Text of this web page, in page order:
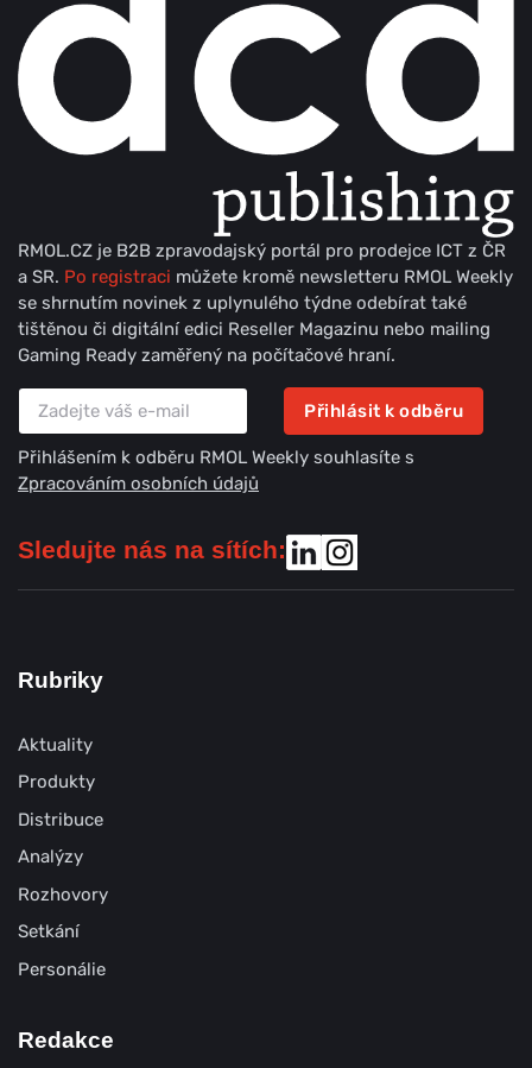
RMOL.CZ je B2B zpravodajský portál pro prodejce ICT z ČR
a SR. Po registraci můžete kromě newsletteru RMOL Weekly
se shrnutím novinek z uplynulého týdne odebírat také
tištěnou či digitální edici Reseller Magazinu nebo mailing
Gaming Ready zaměřený na počítačové hraní.
Přihlásit k odběru
Přihlášením k odběru RMOL Weekly souhlasíte s
Zpracováním osobních údajů
Sledujte nás na sítích:
Rubriky
Aktuality
Produkty
Distribuce
Analýzy
Rozhovory
Setkání
Personálie
Redakce